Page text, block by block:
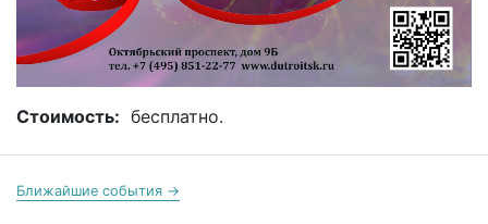
Стоимость: бесплатно.
Ближайшие события →